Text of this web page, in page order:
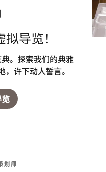
导览！
。探索我们的典雅
许下动人誓言。
划师